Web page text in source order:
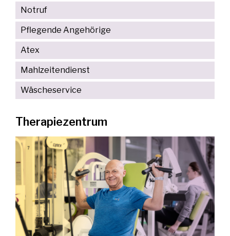
Notruf
Pflegende Angehörige
Atex
Mahlzeitendienst
Wäscheservice
Therapiezentrum